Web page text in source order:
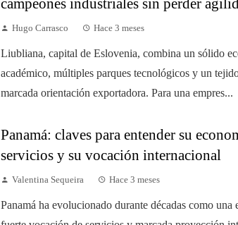
campeones industriales sin perder
Hugo Carrasco Hace 3 meses
Liubliana, capital de Eslovenia, combina un sólido
académico, múltiples parques tecnológicos y un
marcada orientación exportadora. Para una empres...
Panamá: claves para entender su
servicios y su vocación internacional
Valentina Sequeira Hace 3 meses
Panamá ha evolucionado durante décadas como una